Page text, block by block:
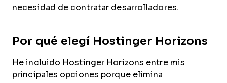
necesidad de contratar desarrolladores.
Por qué elegí Hostinger Horizons
He incluido Hostinger Horizons entre mis
principales opciones porque elimina